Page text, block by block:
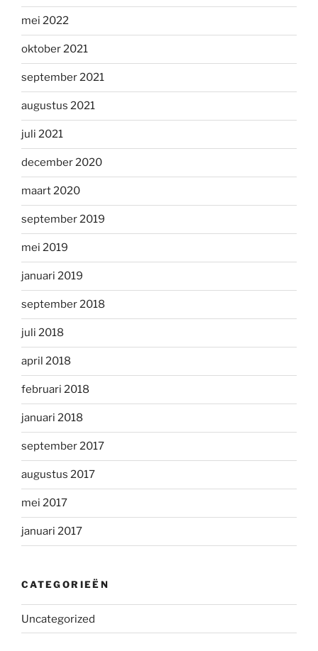
mei 2022
oktober 2021
september 2021
augustus 2021
juli 2021
december 2020
maart 2020
september 2019
mei 2019
januari 2019
september 2018
juli 2018
april 2018
februari 2018
januari 2018
september 2017
augustus 2017
mei 2017
januari 2017
CATEGORIEËN
Uncategorized